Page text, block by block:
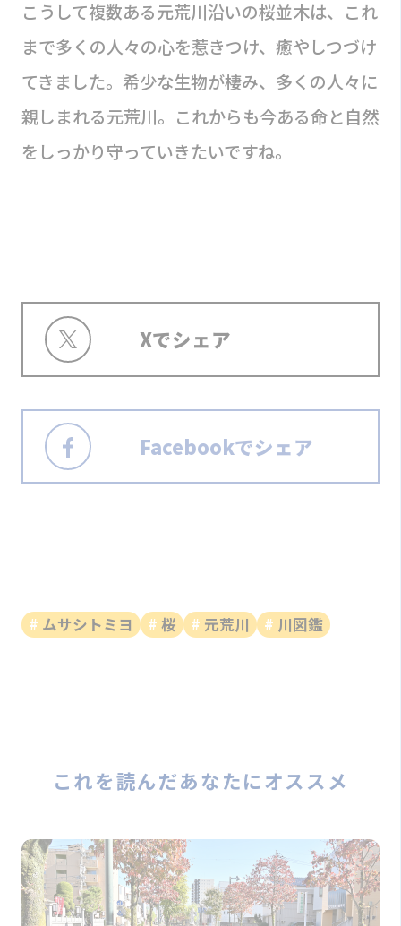
こうして複数ある元荒川沿いの桜並木は、これ
まで多くの人々の心を惹きつけ、癒やしつづけ
てきました。希少な生物が棲み、多くの人々に
親しまれる元荒川。これからも今ある命と自然
をしっかり守っていきたいですね。
Xでシェア
Facebookでシェア
ムサシトミヨ 桜 元荒川 川図鑑
これを読んだあなたにオススメ